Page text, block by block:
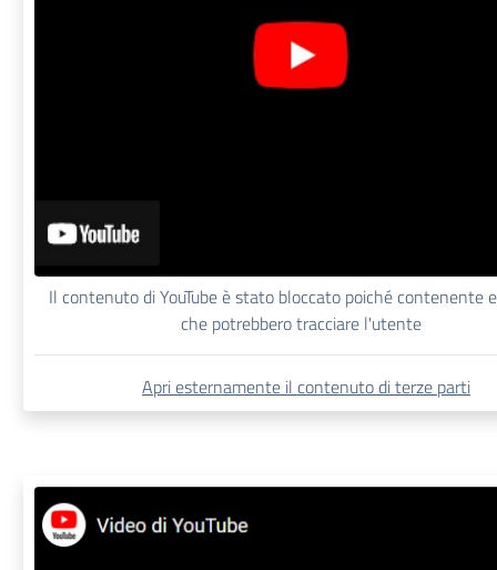
Il contenuto di YouTube è stato bloccato poiché contenente
che potrebbero tracciare l'utente
Apri esternamente il contenuto di terze parti